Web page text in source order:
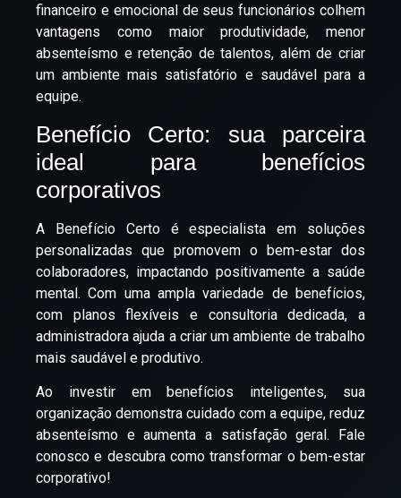
financeiro e emocional de seus funcionários colhem
vantagens como maior produtividade, menor
absenteísmo e retenção de talentos, além de criar
um ambiente mais satisfatório e saudável para a
equipe.
Benefício Certo: sua parceira
ideal para benefícios
corporativos
A Benefício Certoé especialista em soluções
personalizadas que promovem o bem-estar dos
colaboradores, impactando positivamente a saúde
mental. Com uma ampla variedade de benefícios,
com planos flexíveis e consultoria dedicada, a
administradora ajuda a criar um ambiente de trabalho
mais saudável e produtivo.
Ao investir em benefícios inteligentes, sua
organização demonstra cuidado com a equipe, reduz
absenteísmo e aumenta a satisfação geral.
Fale
conosco e descubra como transformar o bem-estar
corporativo!